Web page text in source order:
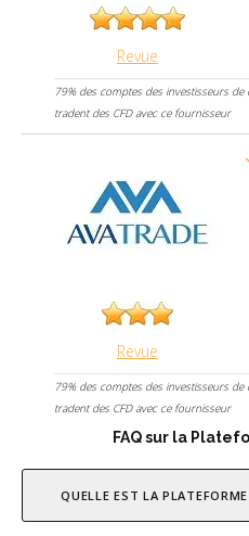
Revue
79% des comptes des investisseurs
tradent des CFD avec ce fournisseur
Revue
79% des comptes des investisseurs
tradent des CFD avec ce fournisseur
FAQ sur la
QUELLE EST LA